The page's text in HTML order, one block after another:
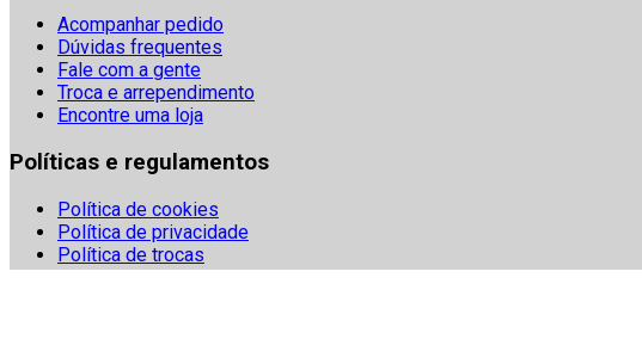
Acompanhar pedido
Dúvidas frequentes
Fale com a gente
Troca e arrependimento
Encontre uma loja
Políticas e regulamentos
Política de cookies
Política de privacidade
Política de trocas
Regulamentos